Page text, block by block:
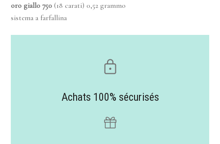
oro giallo 750 (18 carati) 0,52 grammo
sistema a farfallina
Achats 100% sécurisés